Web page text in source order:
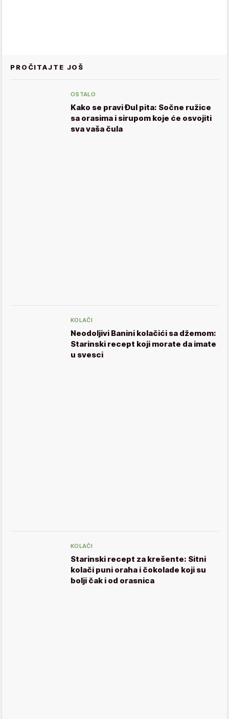
PROČITAJTE JOŠ
OSTALO
Kako se pravi Đul pita: Sočne ružice
sa orasima i sirupom koje će osvojiti
sva vaša čula
KOLAČI
Neodoljivi Banini kolačići sa džemom:
Starinski recept koji morate da imate
u svesci
KOLAČI
Starinski recept za krešente: Sitni
kolači puni oraha i čokolade koji su
bolji čak i od orasnica